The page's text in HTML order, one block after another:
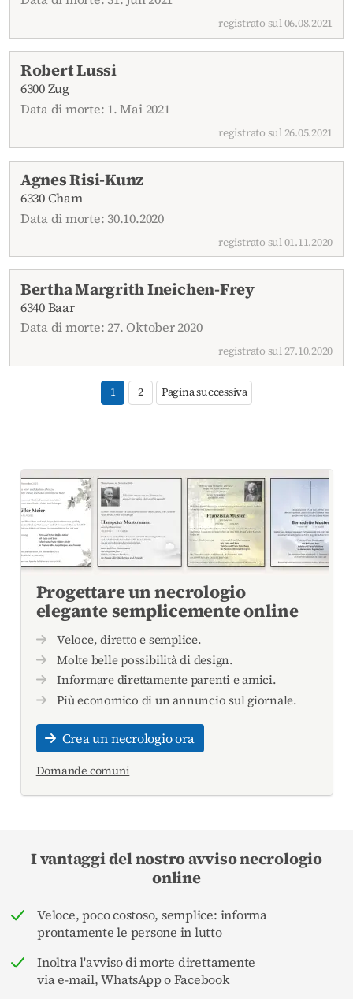
registrato sul 06.08.2021
Robert Lussi
6300 Zug
Data di morte: 1. Mai 2021
registrato sul 26.05.2021
Agnes Risi-Kunz
6330 Cham
Data di morte: 30.10.2020
registrato sul 01.11.2020
Bertha Margrith Ineichen-Frey
6340 Baar
Data di morte: 27. Oktober 2020
registrato sul 27.10.2020
1 2 Pagina successiva
Progettare un necrologio
elegante semplicemente online
Veloce, diretto e semplice.
Molte belle possibilità di design.
Informare direttamente parenti e amici.
Più economico di un annuncio sul giornale.
Crea un necrologio ora
Domande comuni
I vantaggi del nostro avviso necrologio
online
Veloce, poco costoso, semplice: informa
prontamente le persone in lutto
Inoltra l'avviso di morte direttamente
via e-mail, WhatsApp o Facebook